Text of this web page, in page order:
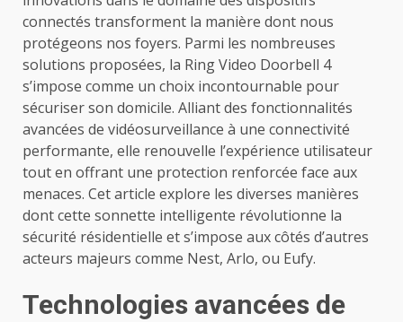
connectés transforment la manière dont nous
protégeons nos foyers. Parmi les nombreuses
solutions proposées, la Ring Video Doorbell 4
s’impose comme un choix incontournable pour
sécuriser son domicile. Alliant des fonctionnalités
avancées de vidéosurveillance à une connectivité
performante, elle renouvelle l’expérience utilisateur
tout en offrant une protection renforcée face aux
menaces. Cet article explore les diverses manières
dont cette sonnette intelligente révolutionne la
sécurité résidentielle et s’impose aux côtés d’autres
acteurs majeurs comme Nest, Arlo, ou Eufy.
Technologies avancées de